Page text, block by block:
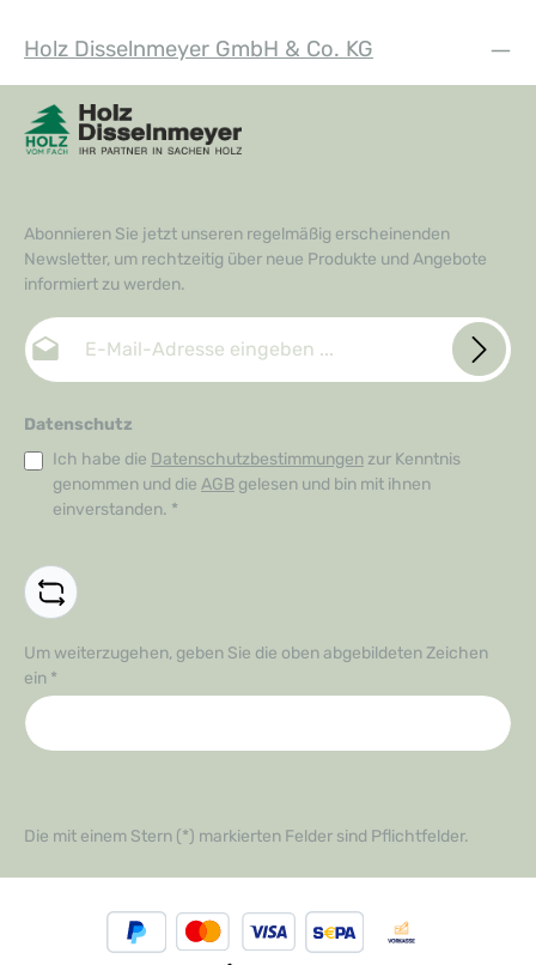
Holz Disselnmeyer GmbH & Co. KG
Abonnieren Sie jetzt unseren regelmäßig erscheinenden
Newsletter, um rechtzeitig über neue Produkte und Angebote
informiert zu werden.
E-Mail-Adresse*
Datenschutz
Ich habe die Datenschutzbestimmungen zur Kenntnis
genommen und die AGB gelesen und bin mit ihnen
einverstanden. *
Um weiterzugehen, geben Sie die oben abgebildeten Zeichen
ein *
Die mit einem Stern (*) markierten Felder sind Pflichtfelder.